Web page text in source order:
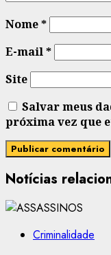
Nome*
E-mail*
Site
Salvar meus
próxima vez que
Notícias
Criminalidade